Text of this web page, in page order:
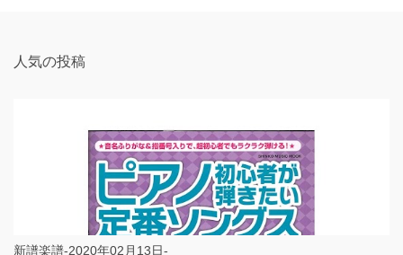
人気の投稿
新譜楽譜-2020年02月13日-